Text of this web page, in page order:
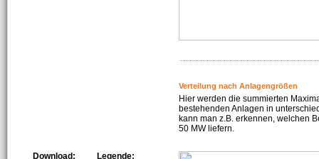
Verteilung nach Anlagengrößen
Hier werden die summierten
bestehenden Anlagen in
kann man z.B. erkennen, welchen
50 MW liefern.
Legende:
Download: